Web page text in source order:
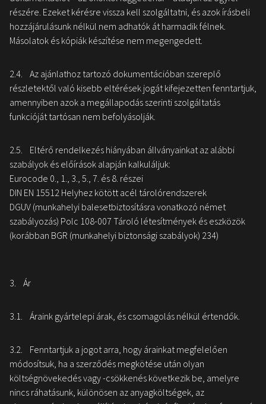
részére. Ezeket kérésre vissza kell szolgáltatni, és azok írásbeli
hozzájárulásunk nélkül nem adhatók át harmadik félnek.
Másolatok és kópiák készítése nem megengedett.
2.4. Az ajánlathoz tartozó dokumentációban szereplő
részletektől való kisebb eltérések jogát kifejezetten fenntartjuk,
amennyiben azok a megállapodás szerinti szolgáltatás
funkcióját tartósan nem befolyásolják.
2.5. Eltérő rendelkezés hiányában állványainkat az alábbi
szabályok és előírások alapján kalkuláljuk:
Eurocode 0., 1., 3., 5., 7. és 8. részei
DIN EN 15512 Helyhez kötött acél tárolórendszerek
DGUV (munkahelyi balesetbiztosításra vonatkozó német
szabályozás) Polc 108-007 Tároló létesítmények és eszközök
(korábban BGR (munkahelyi biztonsági szabályok) 234)
3. Ár
3.1. Áraink gyártelepi árak, és csomagolás nélkül értendők.
3.2. Fenntartjuk a jogot arra, hogy árainkat megfelelően
módosítsuk, ha a szerződés megkötése után olyan
költségnövekedés vagy -csökkenés következik be, amelyre
nincs ráhatásunk, különösen az anyagköltségek, az